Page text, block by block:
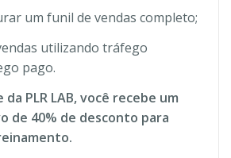
um funil de vendas completo;
utilizando tráfego
pago.
PLR LAB, você recebe um
de 40% de desconto para